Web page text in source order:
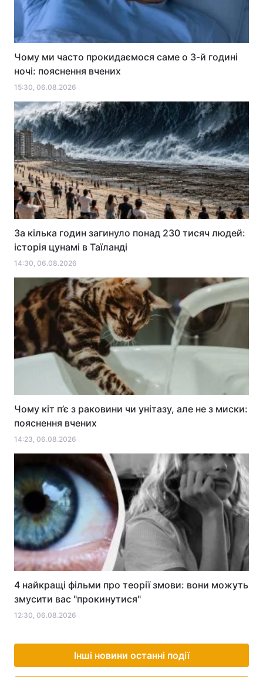
Чому ми часто прокидаємося саме о 3-й годині
ночі: пояснення вчених
15:30, 06.08.2026
За кілька годин загинуло понад 230 тисяч людей:
історія цунамі в Таїланді
14:30, 06.08.2026
Чому кіт п’є з раковини чи унітазу, але не з миски:
пояснення вчених
14:23, 06.08.2026
4 найкращі фільми про теорії змови: вони можуть
змусити вас "прокинутися"
12:30, 06.08.2026
Інші новини останні події